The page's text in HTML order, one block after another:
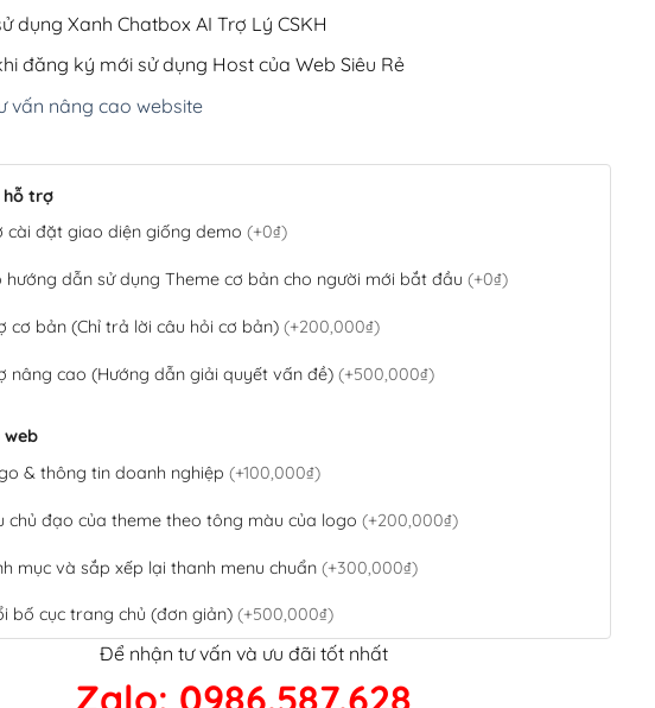
dụng Xanh Chatbox AI Trợ Lý CSKH
đăng ký mới sử dụng Host của Web Siêu Rẻ
vấn nâng cao website
hỗ trợ
cài đặt giao diện giống demo (+0₫)
hướng dẫn sử dụng Theme cơ bản cho người mới bắt đầu (+0₫)
cơ bản (Chỉ trả lời câu hỏi cơ bản) (+200,000₫)
nâng cao (Hướng dẫn giải quyết vấn đề) (+500,000₫)
web
& thông tin doanh nghiệp (+100,000₫)
chủ đạo của theme theo tông màu của logo (+200,000₫)
mục và sắp xếp lại thanh menu chuẩn (+300,000₫)
bố cục trang chủ (đơn giản) (+500,000₫)
thanh toán QR Code ngân hàng(+100,000₫)
Để nhận tư vấn và ưu đãi tốt nhất
Zalo: 0986.587.628